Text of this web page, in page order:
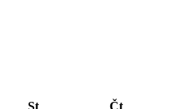
St Čt